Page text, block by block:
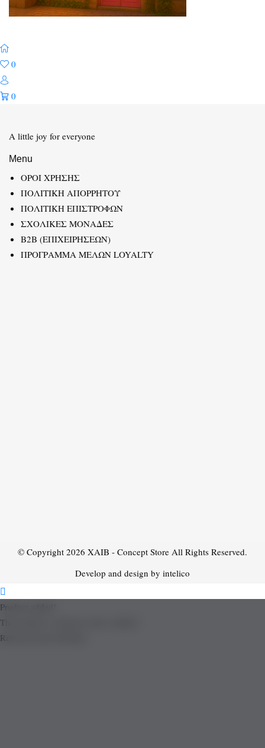
0
0
A little joy for everyone
Menu
ΟΡΟΙ ΧΡΗΣΗΣ
ΠΟΛΙΤΙΚΗ ΑΠΟΡΡΗΤΟΥ
ΠΟΛΙΤΙΚΗ ΕΠΙΣΤΡΟΦΩΝ
ΣΧΟΛΙΚΕΣ ΜΟΝΑΔΕΣ
B2B (ΕΠΙΧΕΙΡΗΣΕΩΝ)
ΠΡΟΓΡΑΜΜΑ ΜΕΛΩΝ LOYALTY
© Copyright 2026 XAIB - Concept Store All Rights Reserved.
Develop and design by intelico
Product added!
The product is already in the wishlist!
Removed from Wishlist